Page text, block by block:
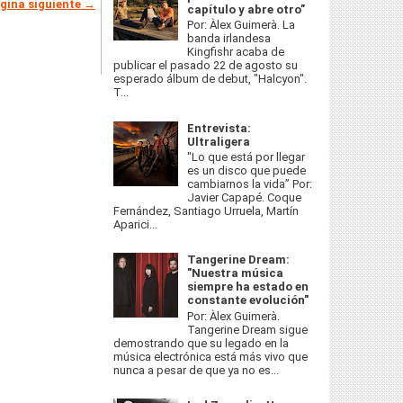
siguiente →
capítulo y abre otro”
Por: Àlex Guimerà. La
banda irlandesa
Kingfishr acaba de
publicar el pasado 22 de agosto su
esperado álbum de debut, "Halcyon".
T...
Entrevista:
Ultraligera
"Lo que está por llegar
es un disco que puede
cambiarnos la vida” Por:
Javier Capapé. Coque
Fernández, Santiago Urruela, Martín
Aparici...
Tangerine Dream:
"Nuestra música
siempre ha estado en
constante evolución"
Por: Àlex Guimerà.
Tangerine Dream sigue
demostrando que su legado en la
música electrónica está más vivo que
nunca a pesar de que ya no es...